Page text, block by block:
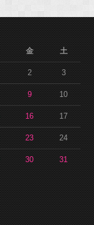
金 土
2 3
9 10
16 17
23 24
30 31